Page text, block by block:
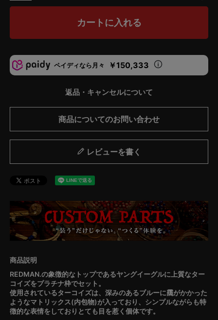
カートに入れる
ペイディなら月々 ￥150,333
返品・キャンセルについて
商品についてのお問い合わせ
レビューを書く
REDMAN.の象徴的なトップであるヤングイーグルに上質なター
コイズをプラチナ枠でセット。
使用されているターコイズは、深みのあるブルーに靄がかかった
ようなマトリックス(内包物)が入っており、シンプルながらも特
徴的な表情をしておりとても目を惹く個体です。